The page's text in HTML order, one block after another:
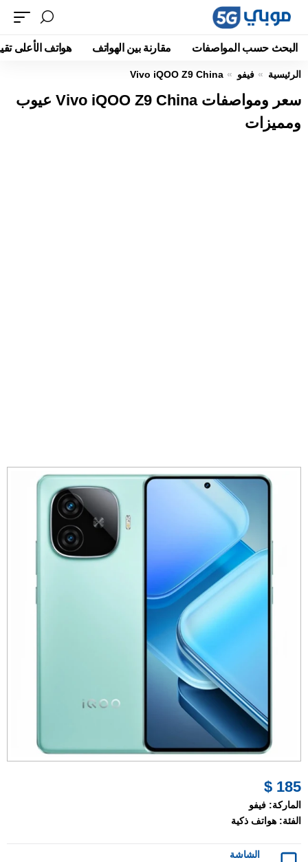
البحث حسب المواصفات مقارنة بين الهواتف هواتف الأعلى
الرئيسية فيفو Vivo iQOO Z9 China
سعر ومواصفات Vivo iQOO Z9 China عيوب
ومميزات
185 $
الماركة: فيفو
الفئة: هواتف ذكية
الشاشة